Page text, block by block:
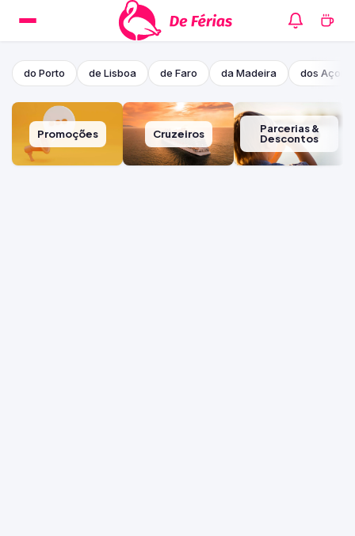
do Porto de Lisboa de Faro da Madeira dos
Promoções Cruzeiros
Parcerias &
Descontos